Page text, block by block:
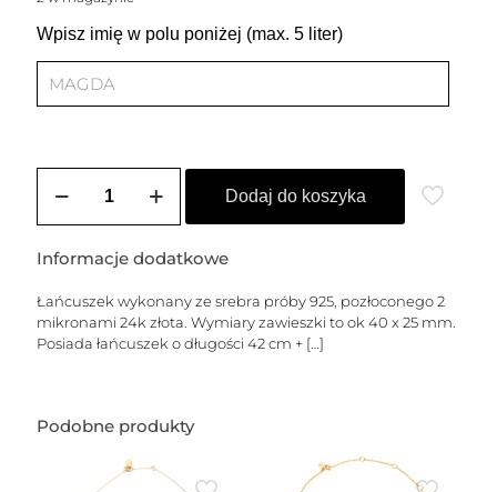
Wpisz imię w polu poniżej (max. 5 liter)
Łańcuszek
Dodaj do koszyka
Informacje dodatkowe
Łańcuszek wykonany ze srebra próby 925, pozłoconego 2
mikronami 24k złota. Wymiary zawieszki to ok 40 x 25 mm.
Posiada łańcuszek o długości 42 cm + […]
Podobne produkty